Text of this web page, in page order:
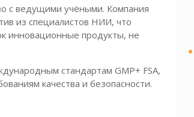
с ведущими учёными. Компания
из специалистов НИИ, что
инновационные продукты, не
стандартам GMP+ FSA,
качества и безопасности.